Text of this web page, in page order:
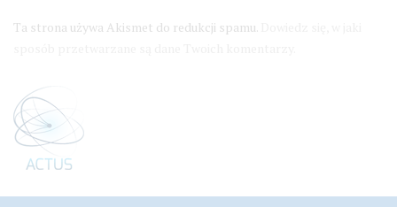
Ta strona używa Akismet do redukcji spamu.